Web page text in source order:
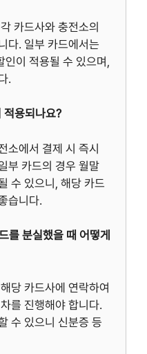
카드사와 충전소의
다. 일부 카드에서는
인이 적용될 수 있으며,
.
적용되나요?
소에서 결제 시 즉시
부 카드의 경우 월말
수 있으니, 해당 카드
습니다.
를 분실했을 때 어떻게
당 카드사에 연락하여
를 진행해야 합니다.
수 있으니 신분증 등